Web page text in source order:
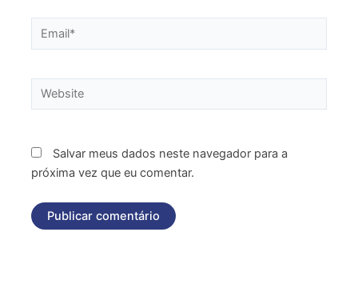
Email*
Website
Salvar meus dados neste navegador para a
próxima vez que eu comentar.